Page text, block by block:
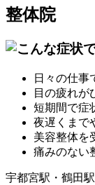
整体院
日々の仕事
目の疲れが
短期間で症
夜遅くまで
美容整体を
痛みのない
宇都宮駅・鶴田